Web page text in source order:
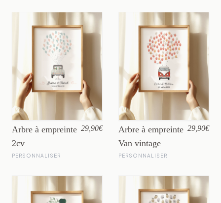
Arbre à empreinte
2cv
PERSONNALISER
29,90€
Arbre à empreinte
Van vintage
PERSONNALISER
29,90€